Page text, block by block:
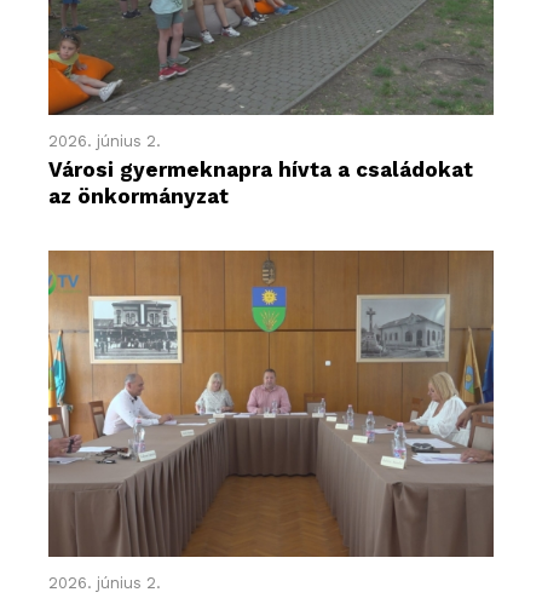
2026. június 2.
Városi gyermeknapra hívta a családokat
az önkormányzat
2026. június 2.